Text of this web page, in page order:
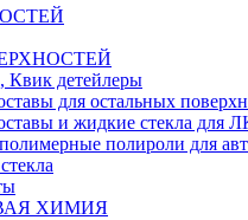
Квик детейлеры
для остальных
и жидкие стекла для
полироли для
ХИМИЯ